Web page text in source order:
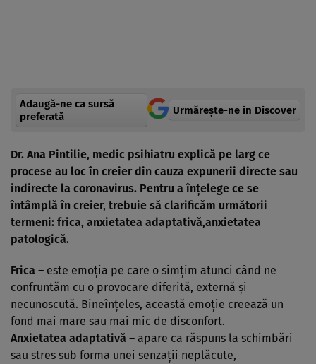
Adaugă-ne ca sursă
preferată
Urmărește-ne in Discover
Dr. Ana Pintilie, medic psihiatru explică pe larg ce
procese au loc în creier din cauza expunerii directe sau
indirecte la coronavirus. Pentru a înţelege ce se
întâmplă în creier, trebuie să clarificăm următorii
termeni: frica, anxietatea adaptativă,anxietatea
patologică.
Frica – este emoţia pe care o simţim atunci când ne
confruntăm cu o provocare diferită, externă şi
necunoscută. Bineînţeles, această emoţie creează un
fond mai mare sau mai mic de disconfort.
Anxietatea adaptativă – apare ca răspuns la schimbări
sau stres sub forma unei senzaţii neplăcute,